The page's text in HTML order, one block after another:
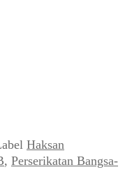
Haksan
, Perserikatan Bangsa-